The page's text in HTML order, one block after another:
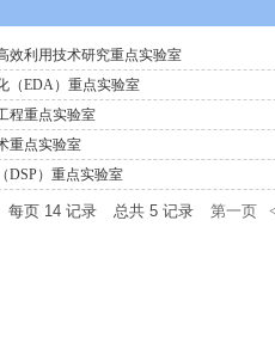
效利用技术研究重点实验室
（EDA）重点实验室
程重点实验室
重点实验室
DSP）重点实验室
每页 14 记录 总共 5 记录 第一页